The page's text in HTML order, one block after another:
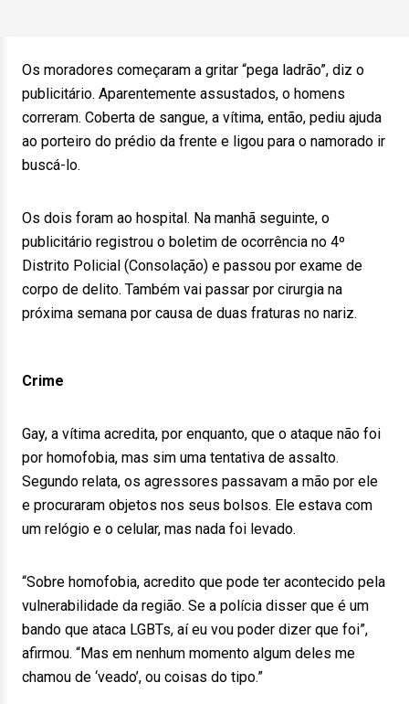
Os moradores começaram a gritar “pega ladrão”, diz o
publicitário. Aparentemente assustados, o homens
correram. Coberta de sangue, a vítima, então, pediu ajuda
ao porteiro do prédio da frente e ligou para o namorado ir
buscá-lo.
Os dois foram ao hospital. Na manhã seguinte, o
publicitário registrou o boletim de ocorrência no 4º
Distrito Policial (Consolação) e passou por exame de
corpo de delito. Também vai passar por cirurgia na
próxima semana por causa de duas fraturas no nariz.
Crime
Gay, a vítima acredita, por enquanto, que o ataque não foi
por homofobia, mas sim uma tentativa de assalto.
Segundo relata, os agressores passavam a mão por ele
e procuraram objetos nos seus bolsos. Ele estava com
um relógio e o celular, mas nada foi levado.
“Sobre homofobia, acredito que pode ter acontecido pela
vulnerabilidade da região. Se a polícia disser que é um
bando que ataca LGBTs, aí eu vou poder dizer que foi”,
afirmou. “Mas em nenhum momento algum deles me
chamou de ‘veado’, ou coisas do tipo.”